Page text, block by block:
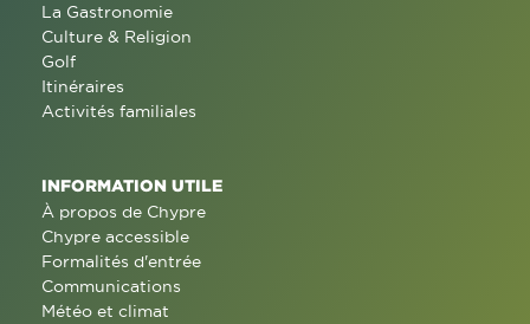
La Gastronomie
Culture & Religion
Golf
Itinéraires
Activités familiales
INFORMATION UTILE
À propos de Chypre
Chypre accessible
Formalités d'entrée
Communications
Météo et climat